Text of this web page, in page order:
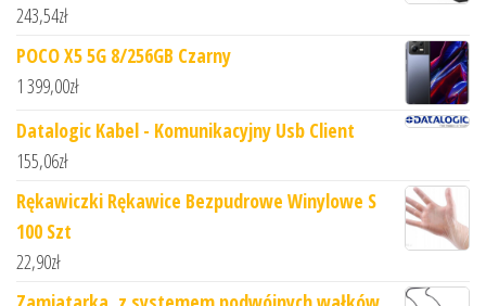
243,54zł
POCO X5 5G 8/256GB Czarny
1 399,00zł
Datalogic Kabel - Komunikacyjny Usb Client
155,06zł
Rękawiczki Rękawice Bezpudrowe Winylowe S
100 Szt
22,90zł